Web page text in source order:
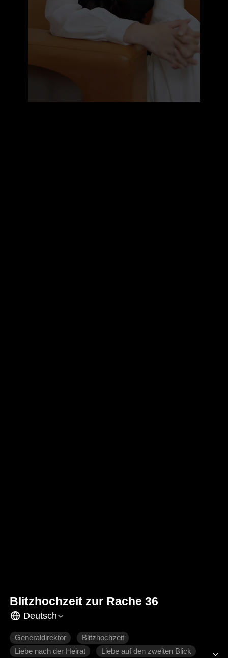
Blitzhochzeit zur Rache 36
Deutsch
Generaldirektor
Blitzhochzeit
Liebe nach der Heirat
Liebe auf den zweiten Blick